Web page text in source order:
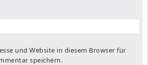
und Website in diesem Browser für
speichern.